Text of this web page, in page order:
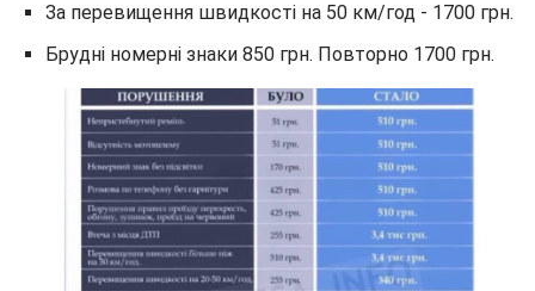
За перевищення швидкості на 50 км/год - 1700 грн.
Брудні номерні знаки 850 грн. Повторно 1700 грн.